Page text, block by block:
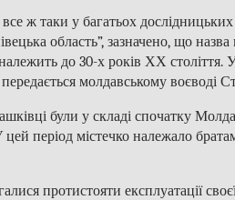
ж таки у багатьох
область”, зазначено, що назва
до 30-х років ХХ століття.
молдавському воєводі
були у складі спочатку
цей період містечко належало
протистояти експлуатації